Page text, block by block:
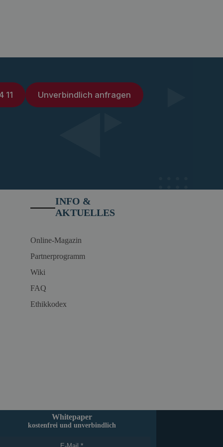
11 Unverbindlich anfragen
INFO &
AKTUELLES
Online-Magazin
Partnerprogramm
Wiki
FAQ
Ethikkodex
Whitepaper
kostenfrei und unverbindlich